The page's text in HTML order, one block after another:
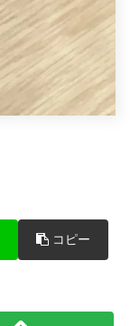
コピー